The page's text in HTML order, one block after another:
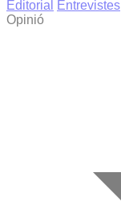
Editorial
Entrevistes
Opinió